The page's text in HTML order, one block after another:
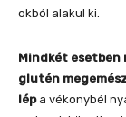
okból alakul ki.
Mindkét esetben
glutén
lépa vékonybél